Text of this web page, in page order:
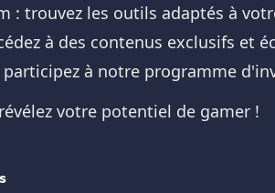
: trouvez les outils adaptés à
à des contenus exclusifs et
à notre programme
votre potentiel de gamer !